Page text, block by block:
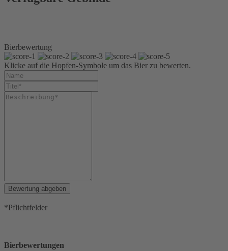
Bierbewertung
Klicke auf die Hopfen-Symbole um das Bier zu bewerten.
Bewertung abgeben
*Pflichtfelder
Bierbewertungen